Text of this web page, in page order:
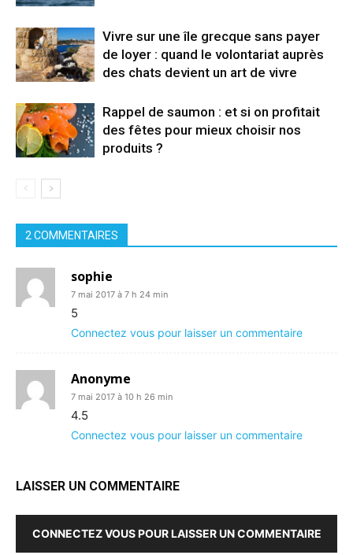
Vivre sur une île grecque sans payer
de loyer : quand le volontariat auprès
des chats devient un art de vivre
Rappel de saumon : et si on profitait
des fêtes pour mieux choisir nos
produits ?
2 COMMENTAIRES
sophie
7 mai 2017 à 7 h 24 min
5
Connectez vous pour laisser un commentaire
Anonyme
7 mai 2017 à 10 h 26 min
4.5
Connectez vous pour laisser un commentaire
LAISSER UN COMMENTAIRE
CONNECTEZ VOUS POUR LAISSER UN COMMENTAIRE